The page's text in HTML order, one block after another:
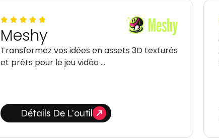
Meshy
Transformez vos idées en assets 3D texturés
et prêts pour le jeu vidéo …
Détails De L'outil